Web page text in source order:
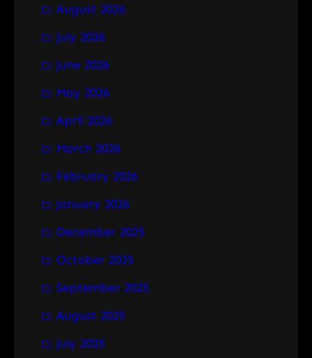
c
h
August 2026
July 2026
June 2026
May 2026
April 2026
March 2026
February 2026
January 2026
December 2025
October 2025
September 2025
August 2025
July 2025